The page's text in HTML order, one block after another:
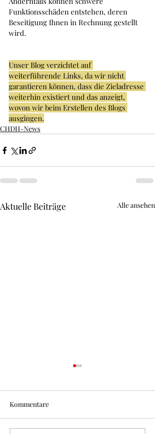
Funktionsschäden entstehen, deren
Beseitigung Ihnen in Rechnung gestellt
wird.
Unser Blog verzichtet auf
weiterführende Links, da wir nicht
garantieren können, dass die Zieladresse
weiterhin existiert und das anzeigt,
wovon wir beim Erstellen des Blogs
ausgingen.
CHDH-News
Aktuelle Beiträge Alle ansehen
Kommentare